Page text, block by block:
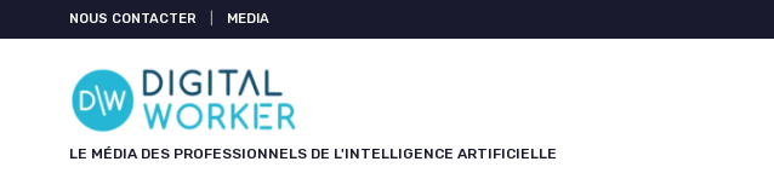
NOUS CONTACTER MEDIA
LE MÉDIA DES PROFESSIONNELS DE L'INTELLIGENCE ARTIFICIELLE
Panneau de gestion des cookies